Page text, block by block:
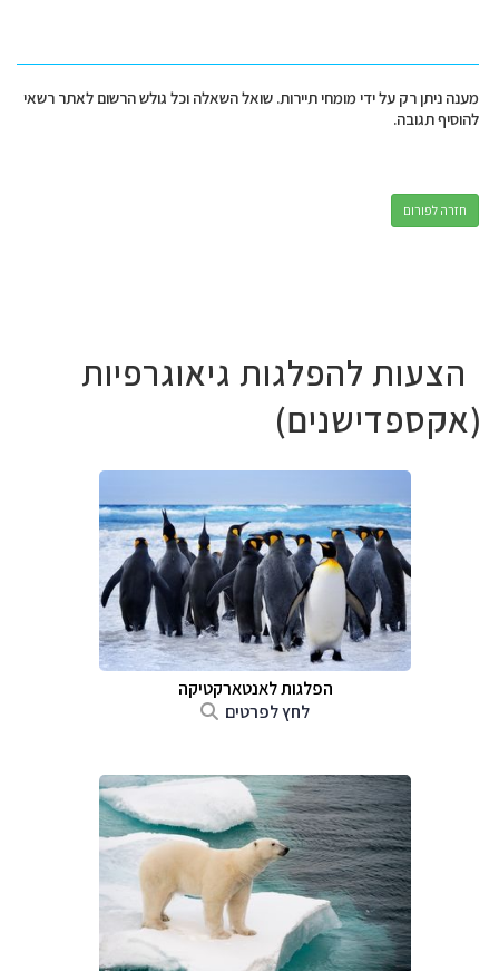
מענה ניתן רק על ידי מומחי תיירות. שואל השאלה וכל גולש הרשום לאתר רשאי
להוסיף תגובה.
חזרה לפורום
הצעות להפלגות גיאוגרפיות
(אקספדישנים)
הפלגות לאנטארקטיקה
לחץ לפרטים